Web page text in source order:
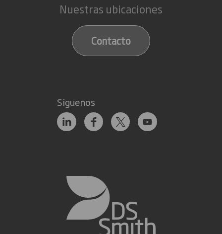
Nuestras ubicaciones
Contacto
Siguenos